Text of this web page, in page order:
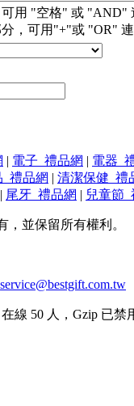
用 "空格" 或 "AND"
，可用"+"或 "OR"
| 電子_禮品網 | 電器_
禮品網 | 清潔保健_禮
| 尾牙_禮品網 | 兒童節
並保留所有權利。
service@bestgift.com.tw
線 50 人，Gzip 已禁